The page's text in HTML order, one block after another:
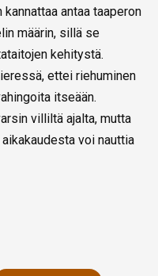
antaa taaperon
määrin, sillä se
kehitystä.
ettei riehuminen
itseään.
villiltä ajalta, mutta
voi nauttia